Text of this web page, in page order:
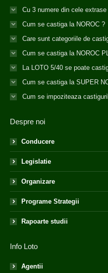
Cu 3 numere din cele
Cum se castiga la NOROC ?
Care sunt categoriile de
Cum se castiga la NOROC
La LOTO 5/40 se poate
Cum se castiga la SUPER
Cum se impoziteaza
Despre noi
Conducere
Legislatie
Organizare
Programe Strategii
Rapoarte studii
Info Loto
Agentii